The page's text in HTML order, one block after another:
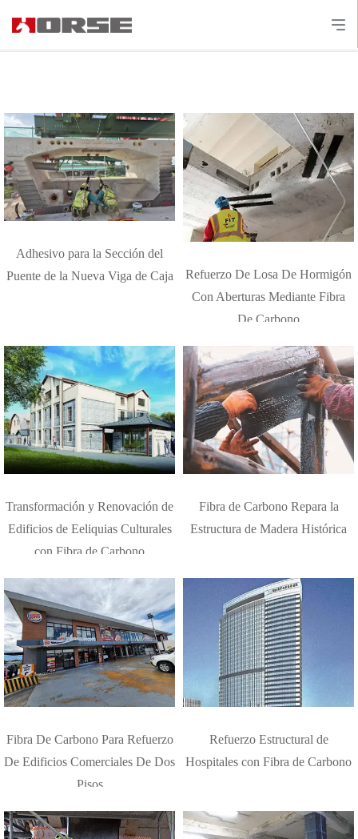
Adhesivo para la Sección del
Puente de la Nueva Viga de Caja
Refuerzo De Losa De Hormigón
Con Aberturas Mediante Fibra
De Carbono
Transformación y Renovación de
Edificios de Eeliquias Culturales
con Fibra de Carbono
Fibra de Carbono Repara la
Estructura de Madera Histórica
Fibra De Carbono Para Refuerzo
De Edificios Comerciales De Dos
Pisos
Refuerzo Estructural de
Hospitales con Fibra de Carbono